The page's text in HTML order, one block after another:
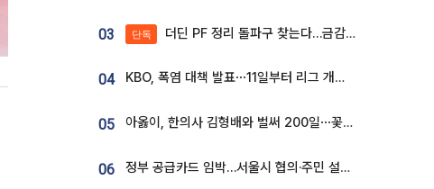
03 단독 더딘 PF 정리 돌파구 찾는다…금감원, 1년 반 만에 매각설명회 재개
04 KBO, 폭염 대책 발표⋯11일부터 리그 개시ㆍ경기 오후 7시 시작
05 아옳이, 한의사 김형배와 벌써 200일⋯꽃다발 들고 "프러포즈 아냐"
06 정부 공급카드 임박…서울시 협의·주민 설득이 성패 가른다 [부동산 해법 전쟁]